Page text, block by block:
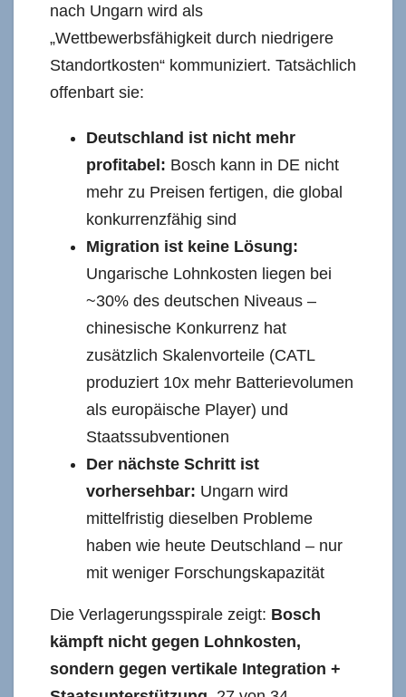
nach Ungarn wird als
„Wettbewerbsfähigkeit durch niedrigere
Standortkosten“ kommuniziert. Tatsächlich
offenbart sie:
Deutschland ist nicht mehr
profitabel: Bosch kann in DE nicht
mehr zu Preisen fertigen, die global
konkurrenzfähig sind
Migration ist keine Lösung:
Ungarische Lohnkosten liegen bei
~30% des deutschen Niveaus –
chinesische Konkurrenz hat
zusätzlich Skalenvorteile (CATL
produziert 10x mehr Batterievolumen
als europäische Player) und
Staatssubventionen
Der nächste Schritt ist
vorhersehbar: Ungarn wird
mittelfristig dieselben Probleme
haben wie heute Deutschland – nur
mit weniger Forschungskapazität
Die Verlagerungsspirale zeigt: Bosch
kämpft nicht gegen Lohnkosten,
sondern gegen vertikale Integration +